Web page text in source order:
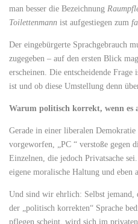
man besser die Bezeichnung
Toilettenmann ist aufgestiegen zum
Der eingebürgerte Sprachgebrauch
zugegeben – auf den ersten Blick
erscheinen. Die entscheidende
ist und ob diese Umstellung denn
Warum politisch korrekt, wenn es
Gerade in einer liberalen
vorgeworfen, „PC “ verstoße gegen
Einzelnen, die jedoch Privatsache
eigene moralische Haltung und eben
Und sind wir ehrlich: Selbst
der „politisch korrekten“ Sprache
pflegen scheint, wird sich im